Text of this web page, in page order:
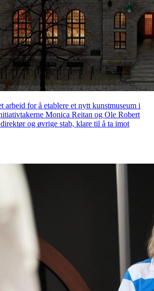
arbeid for å etablere et nytt kunstmuseum i
Monica Reitan og Ole Robert
og øvrige stab, klare til å ta imot